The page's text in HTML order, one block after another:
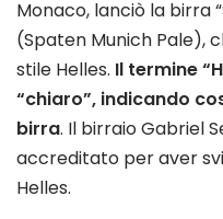
Monaco, lanciò la birra
(Spaten Munich Pale),
stile Helles. Il termine
“chiaro”, indicando
birra. Il birraio Gabriel
accreditato per aver
Helles.